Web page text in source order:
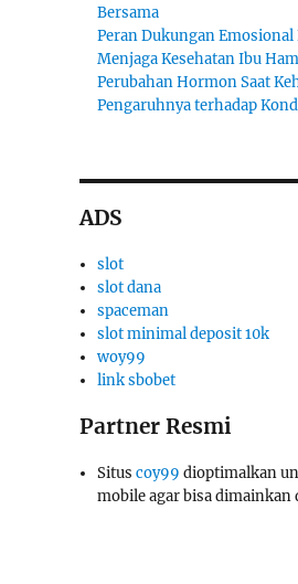
Bersama
Peran Dukungan Emosional
Menjaga Kesehatan Ibu
Perubahan Hormon Saat
Pengaruhnya terhadap
ADS
slot
slot dana
spaceman
slot minimal deposit 10k
woy99
link sbobet
Partner Resmi
Situscoy99 dioptimalkan
mobile agar bisa dimainkan